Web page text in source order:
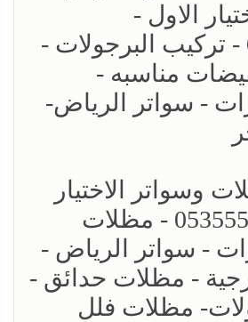
الاول -
0535553929 - تركيب البرجولات -
مناسبه -
- سواتر الرياض-
وسواتر الاختيار
الاول - 0535553929 - مظلات
- سواتر الرياض -
- مظلات حدائق -
مظلات فلل